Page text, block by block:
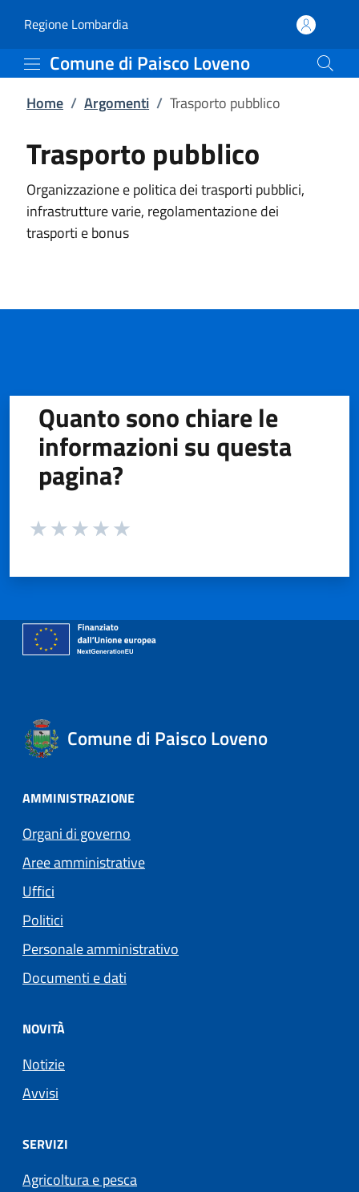
Trasporto pubblico |
Regione Lombardia(apre in un'altra scheda).
Comune di Paisco Loveno
Home / Argomenti / Trasporto pubblico
Trasporto pubblico
Organizzazione e politica dei trasporti pubblici,
infrastrutture varie, regolamentazione dei
trasporti e bonus
Quanto sono chiare le
informazioni su questa
pagina?
Valuta da 1 a 5 stelle la pagina
Comune di Paisco Loveno
AMMINISTRAZIONE
Organi di governo
Aree amministrative
Uffici
Politici
Personale amministrativo
Documenti e dati
NOVITÀ
Notizie
Avvisi
SERVIZI
Agricoltura e pesca